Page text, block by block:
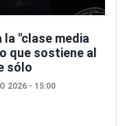
"clase media
que sostiene al
sólo
2026 - 15:00